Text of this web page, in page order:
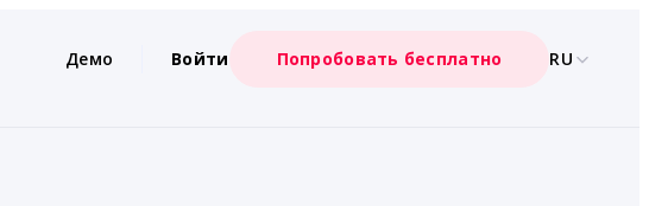
Демо Войти Попробовать бесплатно RU